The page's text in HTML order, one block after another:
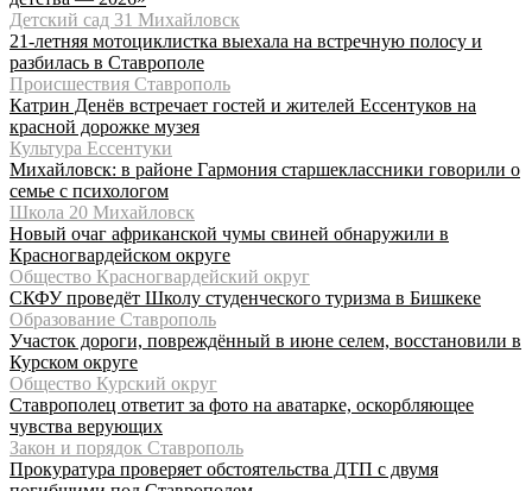
Детский сад 31 Михайловск
21-летняя мотоциклистка выехала на встречную полосу и
разбилась в Ставрополе
Происшествия Ставрополь
Катрин Денёв встречает гостей и жителей Ессентуков на
красной дорожке музея
Культура Ессентуки
Михайловск: в районе Гармония старшеклассники говорили о
семье с психологом
Школа 20 Михайловск
Новый очаг африканской чумы свиней обнаружили в
Красногвардейском округе
Общество Красногвардейский округ
СКФУ проведёт Школу студенческого туризма в Бишкеке
Образование Ставрополь
Участок дороги, повреждённый в июне селем, восстановили в
Курском округе
Общество Курский округ
Ставрополец ответит за фото на аватарке, оскорбляющее
чувства верующих
Закон и порядок Ставрополь
Прокуратура проверяет обстоятельства ДТП с двумя